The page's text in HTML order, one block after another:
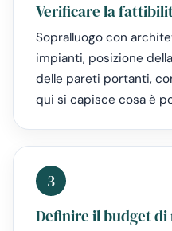
Verificare la
Sopralluogo con
impianti, posizione
delle pareti portanti,
qui si capisce cosa è
3
Definire il budget